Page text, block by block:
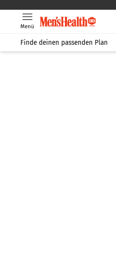
Menü
Finde deinen passenden Plan